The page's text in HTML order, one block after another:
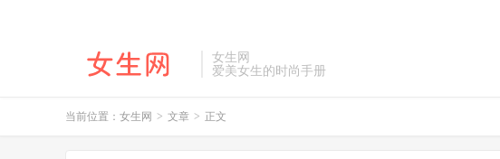
女生网
爱美女生的时尚手册
当前位置： 女生网 > 文章 > 正文